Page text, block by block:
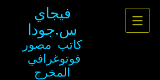
فيجاي
س.جودا
كاتب مصور
فوتوغرافي
المخرج